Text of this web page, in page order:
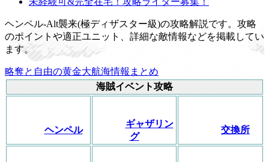
ヘンペル-Alt襲来(極ディザスター級)の攻略解説です。攻略
のポイントや適正ユニット、詳細な敵情報などを掲載してい
ます。
略奪と自由の黄金大航海情報まとめ
海賊イベント攻略
ヘンペル
ギャザリン
グ
交換所